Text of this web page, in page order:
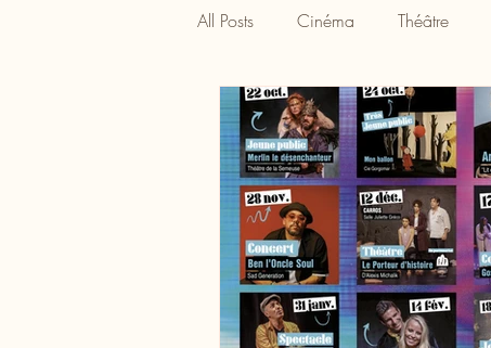
All Posts Cinéma Théâtre
Tourisme Gastronomie